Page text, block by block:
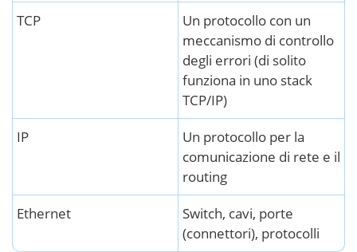
TCP
Un protocollo con un
meccanismo di controllo
degli errori (di solito
funziona in uno stack
TCP/IP)
IP
Un protocollo per la
comunicazione di rete e il
routing
Ethernet
Switch, cavi, porte
(connettori), protocolli